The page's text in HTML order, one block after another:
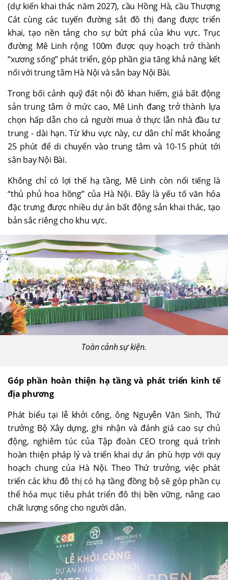
(dự kiến khai thác năm 2027), cầu Hồng Hà, cầu Thượng
Cát cùng các tuyến đường sắt đô thị đang được triển
khai, tạo nền tảng cho sự bứt phá của khu vực. Trục
đường Mê Linh rộng 100m được quy hoạch trở thành
“xương sống” phát triển, góp phần gia tăng khả năng kết
nối với trung tâm Hà Nội và sân bay Nội Bài.
Trong bối cảnh quỹ đất nội đô khan hiếm, giá bất động
sản trung tâm ở mức cao, Mê Linh đang trở thành lựa
chọn hấp dẫn cho cả người mua ở thực lẫn nhà đầu tư
trung - dài hạn. Từ khu vực này, cư dân chỉ mất khoảng
25 phút để di chuyển vào trung tâm và 10-15 phút tới
sân bay Nội Bài.
Không chỉ có lợi thế hạ tầng, Mê Linh còn nổi tiếng là
“thủ phủ hoa hồng” của Hà Nội. Đây là yếu tố văn hóa
đặc trưng được nhiều dự án bất động sản khai thác, tạo
bản sắc riêng cho khu vực.
Toàn cảnh sự kiện.
Góp phần hoàn thiện hạ tầng và phát triển kinh tế
địa phương
Phát biểu tại lễ khởi công, ông Nguyễn Văn Sinh, Thứ
trưởng Bộ Xây dựng, ghi nhận và đánh giá cao sự chủ
động, nghiêm túc của Tập đoàn CEO trong quá trình
hoàn thiện pháp lý và triển khai dự án phù hợp với quy
hoạch chung của Hà Nội. Theo Thứ trưởng, việc phát
triển các khu đô thị có hạ tầng đồng bộ sẽ góp phần cụ
thể hóa mục tiêu phát triển đô thị bền vững, nâng cao
chất lượng sống cho người dân.